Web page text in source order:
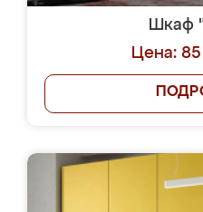
Шкаф
Цена: